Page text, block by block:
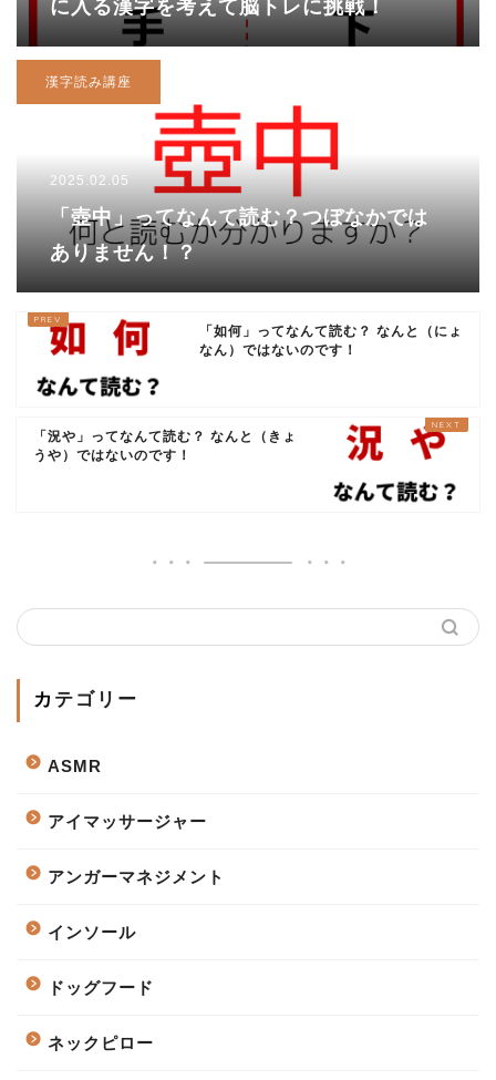
に入る漢字を考えて脳トレに挑戦！
漢字読み講座
2025.02.05
「壺中」ってなんて読む？つぼなかでは
ありません！？
「如何」ってなんて読む？ なんと（にょ
なん）ではないのです！
「況や」ってなんて読む？ なんと（きょ
うや）ではないのです！
カテゴリー
ASMR
アイマッサージャー
アンガーマネジメント
インソール
ドッグフード
ネックピロー